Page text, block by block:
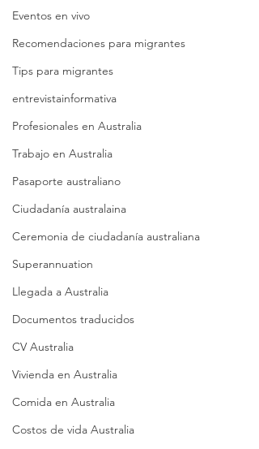
Eventos en vivo
Recomendaciones para migrantes
Tips para migrantes
entrevistainformativa
Profesionales en Australia
Trabajo en Australia
Pasaporte australiano
Ciudadanía australaina
Ceremonia de ciudadanía australiana
Superannuation
Llegada a Australia
Documentos traducidos
CV Australia
Vivienda en Australia
Comida en Australia
Costos de vida Australia